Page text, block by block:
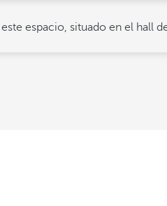
espacio, situado en el